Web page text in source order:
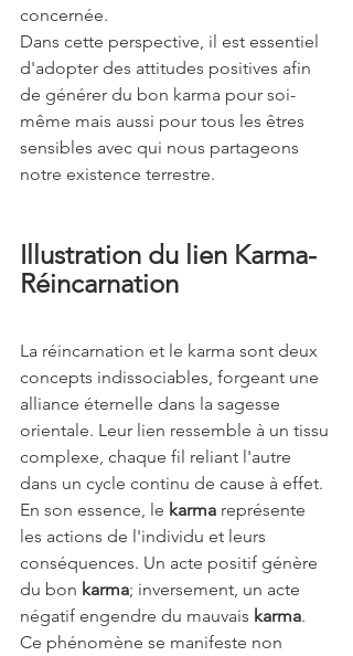
concernée.
Dans cette perspective, il est essentiel
d'adopter des attitudes positives afin
de générer du bon karma pour soi-
même mais aussi pour tous les êtres
sensibles avec qui nous partageons
notre existence terrestre.
Illustration du lien Karma-
Réincarnation
La réincarnation et le karma sont deux
concepts indissociables, forgeant une
alliance éternelle dans la sagesse
orientale. Leur lien ressemble à un tissu
complexe, chaque fil reliant l'autre
dans un cycle continu de cause à effet.
En son essence, le karma représente
les actions de l'individu et leurs
conséquences. Un acte positif génère
du bon karma; inversement, un acte
négatif engendre du mauvais karma.
Ce phénomène se manifeste non